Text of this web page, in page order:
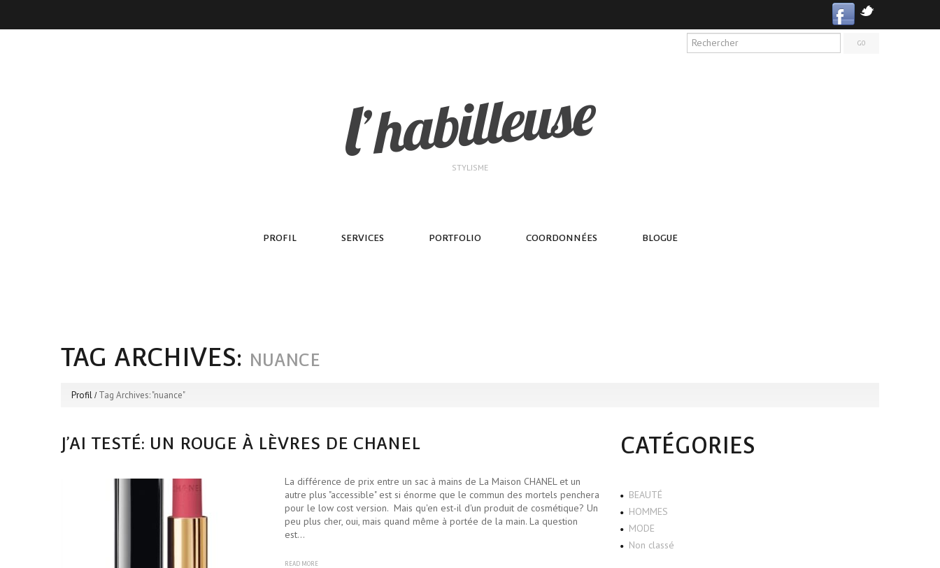
STYLISME
PROFIL SERVICES PORTFOLIO COORDONNÉES BLOGUE
TAG ARCHIVES: NUANCE
Profil Tag Archives: "nuance"
J’AI TESTÉ: UN ROUGE À LÈVRES DE CHANEL
La différence de prix entre un sac à mains de La Maison CHANEL et un
autre plus "accessible" est si énorme que le commun des mortels penchera
pour le low cost version. Mais qu'en est-il d'un produit de cosmétique? Un
peu plus cher, oui, mais quand même à portée de la main. La question
est…
READ MORE
CATÉGORIES
BEAUTÉ
HOMMES
MODE
Non classé